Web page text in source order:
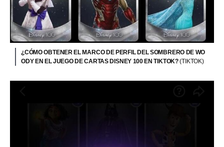
¿CÓMO OBTENER EL MARCO DE PERFIL DEL SOMBRERO DE WO
ODY EN EL JUEGO DE CARTAS DISNEY 100 EN TIKTOK?(TIKTOK)